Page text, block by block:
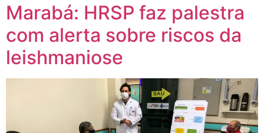
Marabá: HRSP faz palestra
com alerta sobre riscos da
leishmaniose